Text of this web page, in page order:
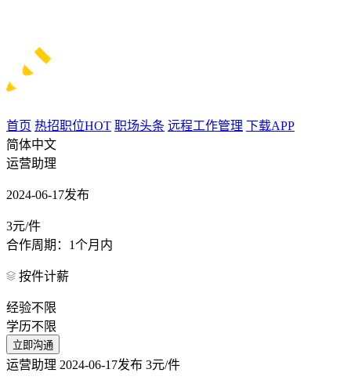
首页 热招职位HOT 职场头条 远程工作管理 下载APP
简体中文
运营助理
2024-06-17发布
3元/件
合作周期：1个月内
按件计薪
经验不限
学历不限
立即沟通
运营助理 2024-06-17发布 3元/件